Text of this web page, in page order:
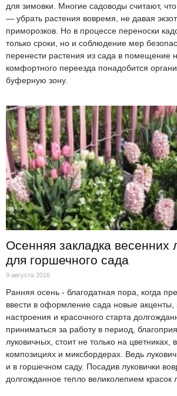
для зимовки. Многие садоводы считают,
— убрать растения вовремя, не давая
приморозков. Но в процессе переноски
только сроки, но и соблюдение мер
перенести растения из сада в помещение
комфортного переезда понадобится
буферную зону.
Осенняя закладка весенних
для горшечного сада
9 августа 2016
Ранняя осень - благодатная пора, когда
ввести в оформление сада новые акценты,
настроения и красочного старта
приниматься за работу в период,
луковичных, стоит не только на цветниках,
композициях и миксбордерах. Ведь
и в горшечном саду. Посадив луковички
долгожданное тепло великолепием красок